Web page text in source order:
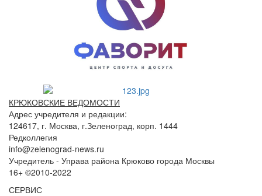
КРЮКОВСКИЕ ВЕДОМОСТИ
Адрес учредителя и редакции:
124617, г. Москва, г.Зеленоград, корп. 1444
Редколлегия
info@zelenograd-news.ru
Учредитель - Управа района Крюково города Москвы
16+ ©2010-2022
СЕРВИС